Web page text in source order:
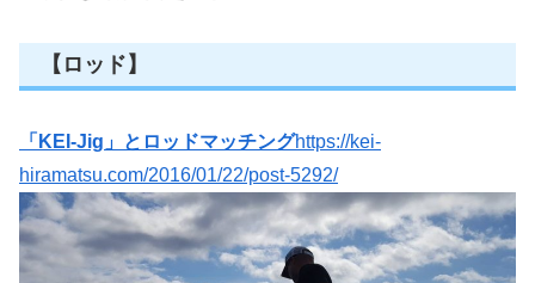
【ロッド】
「KEI-Jig」とロッドマッチングhttps://kei-
hiramatsu.com/2016/01/22/post-5292/